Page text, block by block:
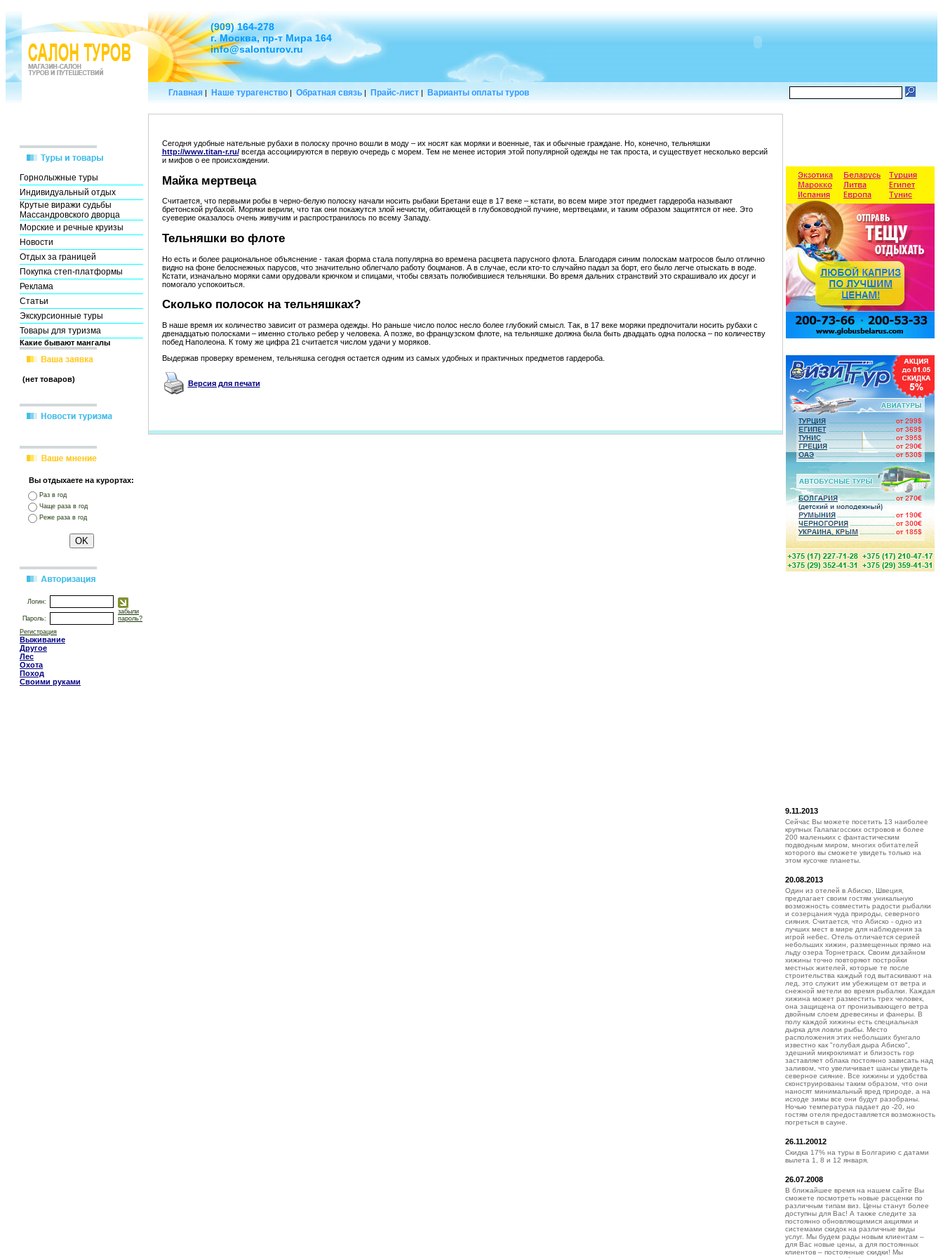
Горнолыжные туры
Индивидуальный отдых
Крутые виражи судьбы
Массандровского дворца
Морские и речные круизы
Новости
Отдых за границей
Покупка степ-платформы
Реклама
Статьи
Экскурсионные туры
Товары для туризма
Какие бывают мангалы
(нет товаров)
Вы отдыхаете на курортах:
Раз в год
Чаще раза в год
Реже раза в год
Логин:
Пароль:
забыли
пароль?
Регистрация
Выживание
Другое
Лес
Охота
Поход
Своими руками
Главная | Наше турагенство | Обратная связь | Прайс-лист | Варианты оплаты туров
Сегодня удобные нательные рубахи в полоску прочно вошли в моду – их носят как моряки и военные, так и обычные граждане. Но, конечно, тельняшки
http://www.titan-r.ru/всегда ассоциируются в первую очередь с морем. Тем не менее история этой популярной одежды не так проста, и существует несколько версий
и мифов о ее происхождении.
Майка мертвеца
Считается, что первыми робы в черно-белую полоску начали носить рыбаки Бретани еще в 17 веке – кстати, во всем мире этот предмет гардероба называют
бретонской рубахой. Моряки верили, что так они покажутся злой нечисти, обитающей в глубоководной пучине, мертвецами, и таким образом защитятся от нее. Это
суеверие оказалось очень живучим и распространилось по всему Западу.
Тельняшки во флоте
Но есть и более рациональное объяснение - такая форма стала популярна во времена расцвета парусного флота. Благодаря синим полоскам матросов было отлично
видно на фоне белоснежных парусов, что значительно облегчало работу боцманов. А в случае, если кто-то случайно падал за борт, его было легче отыскать в воде.
Кстати, изначально моряки сами орудовали крючком и спицами, чтобы связать полюбившиеся тельняшки. Во время дальних странствий это скрашивало их досуг и
помогало успокоиться.
Сколько полосок на тельняшках?
В наше время их количество зависит от размера одежды. Но раньше число полос несло более глубокий смысл. Так, в 17 веке моряки предпочитали носить рубахи с
двенадцатью полосками – именно столько ребер у человека. А позже, во французском флоте, на тельняшке должна была быть двадцать одна полоска – по количеству
побед Наполеона. К тому же цифра 21 считается числом удачи у моряков.
Выдержав проверку временем, тельняшка сегодня остается одним из самых удобных и практичных предметов гардероба.
Версия для печати
9.11.2013
Сейчас Вы можете посетить 13 наиболее
крупных Галапагосских островов и более
200 маленьких с фантастическим
подводным миром, многих обитателей
которого вы сможете увидеть только на
этом кусочке планеты.
20.08.2013
Один из отелей в Абиско, Швеция,
предлагает своим гостям уникальную
возможность совместить радости рыбалки
и созерцания чуда природы, северного
сияния. Считается, что Абиско - одно из
лучших мест в мире для наблюдения за
игрой небес. Отель отличается серией
небольших хижин, размещенных прямо на
льду озера Торнетраск. Своим дизайном
хижины точно повторяют постройки
местных жителей, которые те после
строительства каждый год вытаскивают на
лед, это служит им убежищем от ветра и
снежной метели во время рыбалки. Каждая
хижина может разместить трех человек,
она защищена от пронизывающего ветра
двойным слоем древесины и фанеры. В
полу каждой хижины есть специальная
дырка для ловли рыбы. Место
расположения этих небольших бунгало
известно как "голубая дыра Абиско",
здешний микроклимат и близость гор
заставляет облака постоянно зависать над
заливом, что увеличивает шансы увидеть
северное сияние. Все хижины и удобства
сконструированы таким образом, что они
наносят минимальный вред природе, а на
исходе зимы все они будут разобраны.
Ночью температура падает до -20, но
гостям отеля предоставляется возможность
погреться в сауне.
26.11.20012
Скидка 17% на туры в Болгарию с датами
вылета 1, 8 и 12 января.
26.07.2008
В ближайшее время на нашем сайте Вы
сможете посмотреть новые расценки по
различным типам виз. Цены станут более
доступны для Вас! А также следите за
постоянно обновляющимися акциями и
системами скидок на различные виды
услуг. Мы будем рады новым клиентам –
для Вас новые цены, а для постоянных
клиентов – постоянные скидки! Мы
(909) 164-278
г. Москва, пр-т Мира 164
info@salonturov.ru